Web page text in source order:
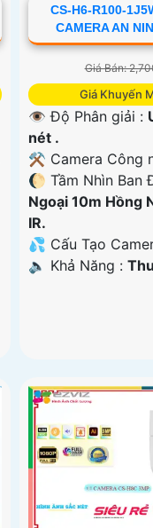
CS-H6-R100-
CAMERA AN
Giá Bán:
Giá Khuyến
👁 Độ Phân giải :
nét .
⚒ Camera Công
🌔 Tầm Nhìn Ban
Ngoại 10m Hồng
IR.
💦 Cấu Tạo
️🔈 Khả Năng :